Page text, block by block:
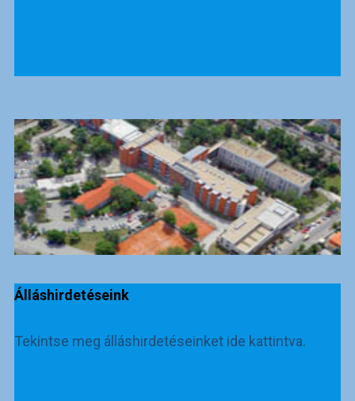
Álláshirdetéseink
Tekintse meg álláshirdetéseinket ide kattintva.